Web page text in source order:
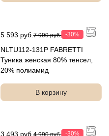
5 593 руб. 7 990 руб. -30%
NLTU112-131P FABRETTI
Туника женская 80% тенсел,
20% полиамид
В корзину
3 493 руб. 4 990 руб. -30%